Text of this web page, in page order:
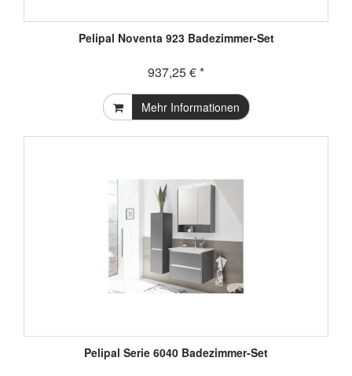
Pelipal Noventa 923 Badezimmer-Set
937,25 € *
Mehr Informationen
Pelipal Serie 6040 Badezimmer-Set